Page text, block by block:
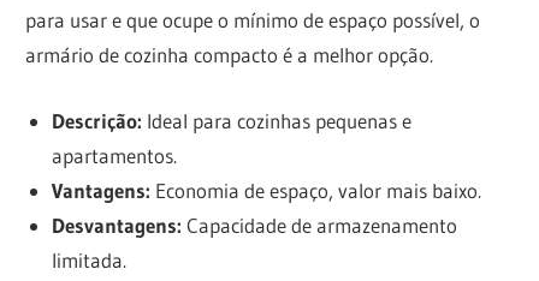
para usar e que ocupe o mínimo de espaço possível, o
armário de cozinha compacto é a melhor opção.
Descrição: Ideal para cozinhas pequenas e
apartamentos.
Vantagens: Economia de espaço, valor mais baixo.
Desvantagens: Capacidade de armazenamento
limitada.